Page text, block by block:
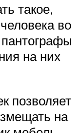
такое,
во
на них
позволяет
на